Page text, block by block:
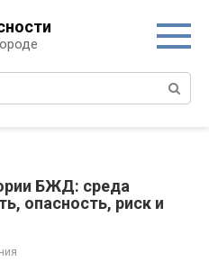
БЖД: среда
опасность, риск и